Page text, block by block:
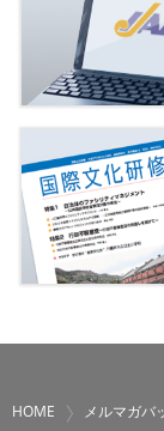
HOME メルマガバ